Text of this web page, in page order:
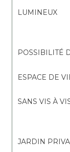
LUMINEUX
POSSIBILITÉ
ESPACE DE
SANS VIS À
JARDIN